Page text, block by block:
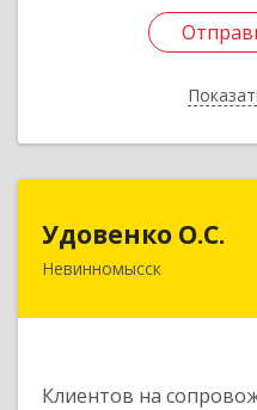
Удовенко О.С.
Невинномысск
Клиентов на
357 100,